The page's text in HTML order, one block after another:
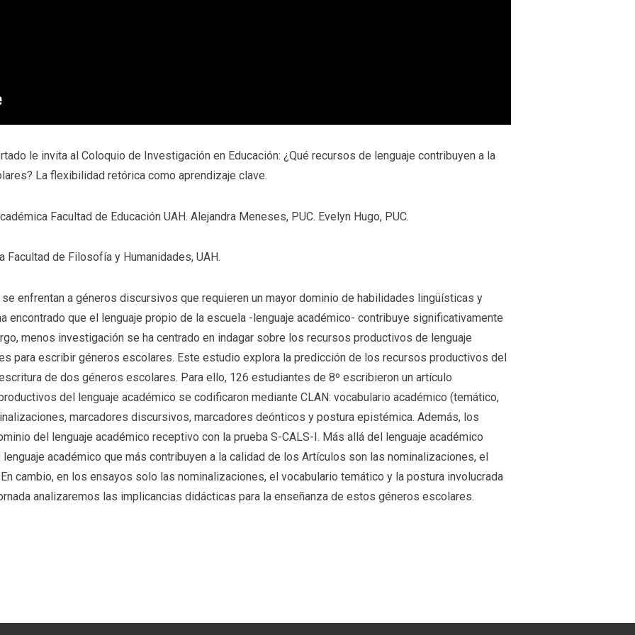
le invita al Coloquio de Investigación en Educación: ¿Qué recursos de lenguaje contribuyen a la
La flexibilidad retórica como aprendizaje clave.
Facultad de Educación UAH. Alejandra Meneses, PUC. Evelyn Hugo, PUC.
Facultad de Filosofía y Humanidades, UAH.
enfrentan a géneros discursivos que requieren un mayor dominio de habilidades lingüísticas y
encontrado que el lenguaje propio de la escuela -lenguaje académico- contribuye significativamente
menos investigación se ha centrado en indagar sobre los recursos productivos de lenguaje
para escribir géneros escolares. Este estudio explora la predicción de los recursos productivos del
de dos géneros escolares. Para ello, 126 estudiantes de 8º escribieron un artículo
del lenguaje académico se codificaron mediante CLAN: vocabulario académico (temático,
marcadores discursivos, marcadores deónticos y postura epistémica. Además, los
del lenguaje académico receptivo con la prueba S-CALS-I. Más allá del lenguaje académico
académico que más contribuyen a la calidad de los Artículos son las nominalizaciones, el
cambio, en los ensayos solo las nominalizaciones, el vocabulario temático y la postura involucrada
analizaremos las implicancias didácticas para la enseñanza de estos géneros escolares.